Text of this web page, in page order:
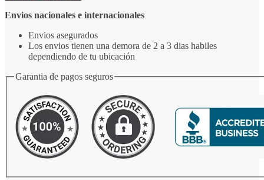
Envios nacionales e internacionales
Envios asegurados
Los envios tienen una demora de 2 a 3 dias habiles
dependiendo de tu ubicación
Garantia de pagos seguros